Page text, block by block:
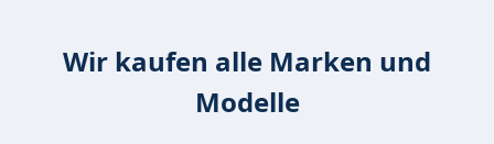
Wir kaufen alle Marken und
Modelle